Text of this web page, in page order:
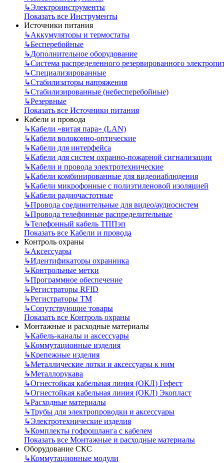
↳Электроинструменты
Показать все Инструменты
Источники питания
↳Аккумуляторы и термостаты
↳Бесперебойные
↳Дополнительное оборудование
↳Система распределенного резервированного
↳Специализированные
↳Стабилизаторы напряжения
↳Стабилизированные (небесперебойные)
↳Резервные
Показать все Источники питания
Кабели и провода
↳Кабели «витая пара» (LAN)
↳Кабели волоконно-оптические
↳Кабели для интерфейса
↳Кабели для систем охранно-пожарной сигнализации
↳Кабели и провода электротехнические
↳Кабели комбинированные для видеонаблюдения
↳Кабели микрофонные с полиэтиленовой изоляцией
↳Кабели радиочастотные
↳Провода соединительные для видео/аудиосистем
↳Провода телефонные распределительные
↳Телефонный кабель ТППэп
Показать все Кабели и провода
Контроль охраны
↳Аксессуары
↳Идентификаторы охранника
↳Контрольные метки
↳Программное обеспечение
↳Регистраторы RFID
↳Регистраторы ТМ
↳Сопутствующие товары
Показать все Контроль охраны
Монтажные и расходные материалы
↳Кабель-каналы и аксессуары
↳Коммутационные изделия
↳Крепежные изделия
↳Металлические лотки и аксессуары к ним
↳Металлорукава
↳Огнестойкая кабельная линия (ОКЛ) Гефест
↳Огнестойкая кабельная линия (ОКЛ) Экопласт
↳Расходные материалы
↳Трубы для электропроводки и аксессуары
↳Электротехнические изделия
↳Комплекты гофрошланга с кабелем
Показать все Монтажные и расходные материалы
Оборудование СКС
↳Коммутационные модули